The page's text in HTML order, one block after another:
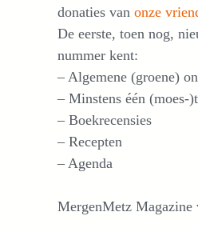
donaties van onze
De eerste, toen nog,
nummer kent:
– Algemene (groene)
– Minstens één (moes-
– Boekrecensies
– Recepten
– Agenda
MergenMetz Magazine